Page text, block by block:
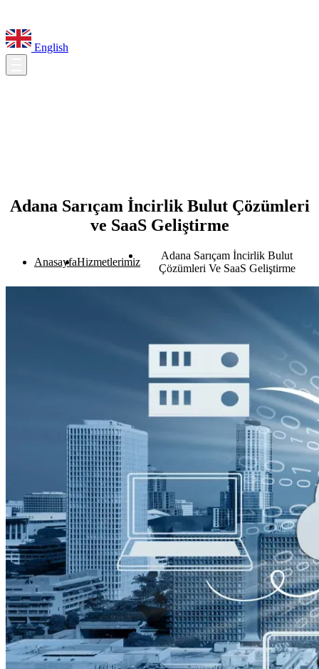
English
Adana Sarıçam İncirlik Bulut Çözümleri
ve SaaS Geliştirme
AnasayfaHizmetlerimiz
Adana Sarıçam İncirlik Bulut
Çözümleri Ve SaaS Geliştirme